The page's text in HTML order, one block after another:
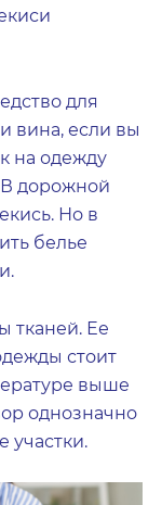
для
вина, если вы
на одежду
дорожной
Но в
белье
тканей. Ее
стоит
выше
однозначно
участки.